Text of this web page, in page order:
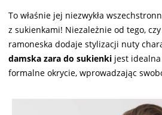
To właśnie jej niezwykła
z sukienkami! Niezależnie od tego,
ramoneska dodaje stylizacji nuty
damska zara do sukienki jest idealna
formalne okrycie, wprowadzając